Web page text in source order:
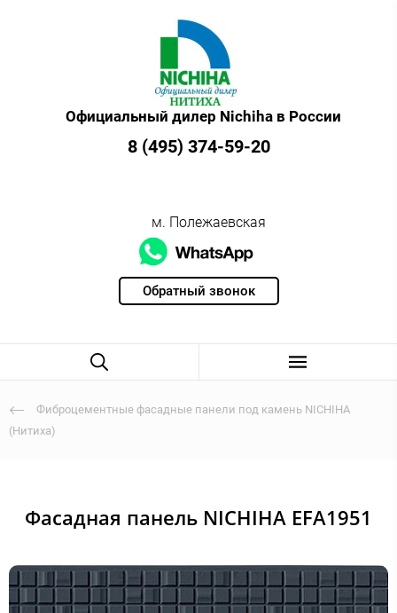
Обратный звонок
Официальный дилер Nichiha в России
8 (495) 374-59-20
м. Полежаевская
Фиброцементные фасадные панели под камень NICHIHA
(Нитиха)
Фасадная панель NICHIHA EFA1951